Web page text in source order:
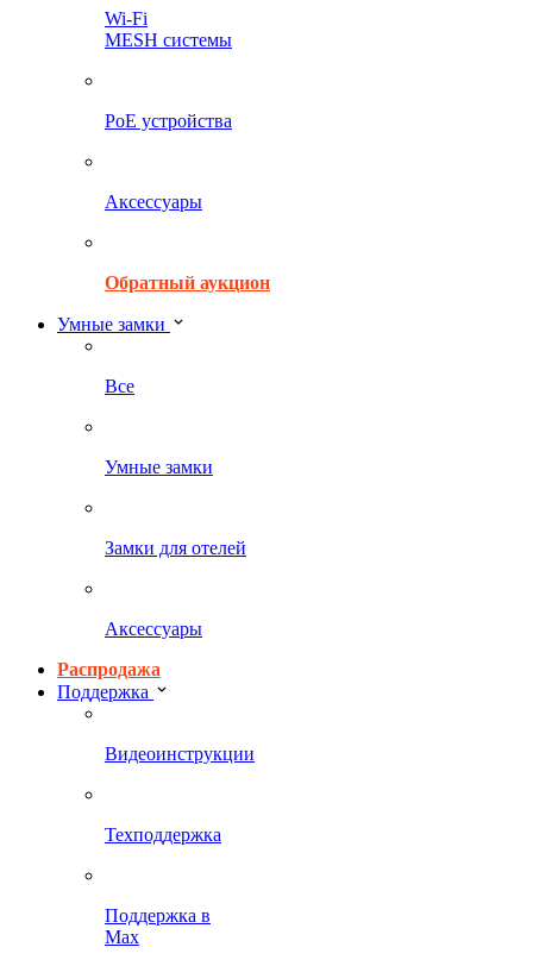
Wi-Fi
MESH системы
PoE устройства
Аксессуары
Обратный аукцион
Умные замки
Все
Умные замки
Замки для отелей
Аксессуары
Распродажа
Поддержка
Видеоинструкции
Техподдержка
Поддержка в
Max